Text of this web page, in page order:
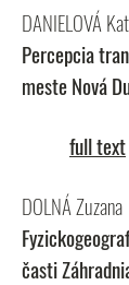
DANIELOVÁ
Percepcia
meste Nová
full text
DOLNÁ Zuzana
časti